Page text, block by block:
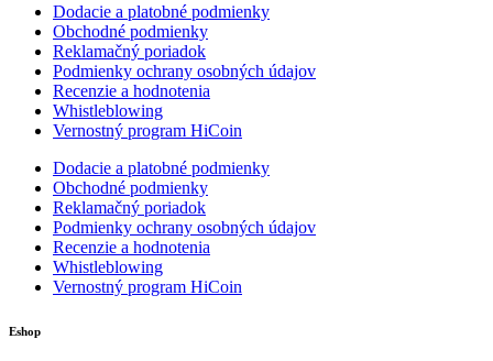
Dodacie a platobné podmienky
Obchodné podmienky
Reklamačný poriadok
Podmienky ochrany osobných údajov
Recenzie a hodnotenia
Whistleblowing
Vernostný program HiCoin
Dodacie a platobné podmienky
Obchodné podmienky
Reklamačný poriadok
Podmienky ochrany osobných údajov
Recenzie a hodnotenia
Whistleblowing
Vernostný program HiCoin
Eshop